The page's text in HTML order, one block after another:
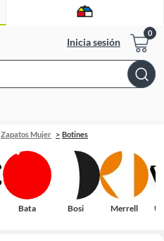
Inicia sesión
Bar
Zapatos Mujer Botines
Bata Bosi Merrell